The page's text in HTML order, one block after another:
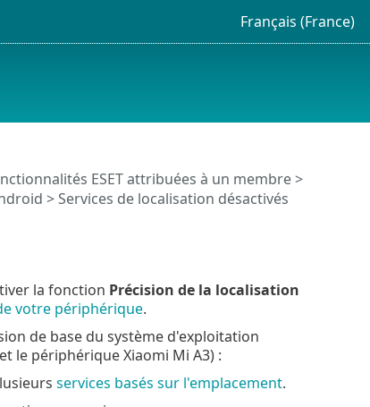
Français (France)
ESET attribuées à un membre>
> Services de localisation désactivés
la fonction Précision de la localisation
votre périphérique.
de base du système d'exploitation
le périphérique Xiaomi Mi A3) :
services basés sur l'emplacement.